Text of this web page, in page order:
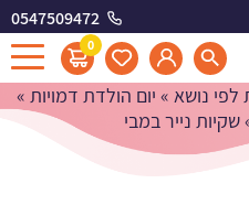
0547509472
0במבי
לפי נושא » יום הולדת דמויות »
שקיות נייר במבי